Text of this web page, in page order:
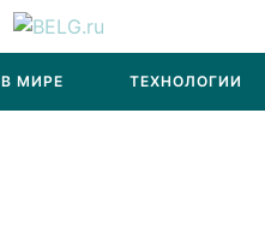
В МИРЕ ТЕХНОЛОГИИ